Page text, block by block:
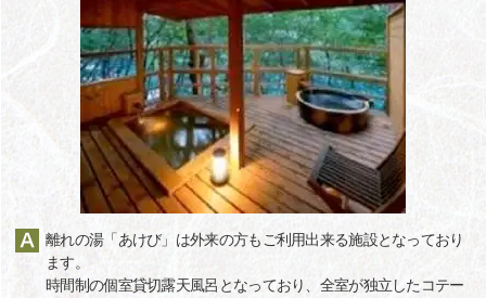
離れの湯「あけび」は外来の方もご利用出来る施設となっており
ます。
時間制の個室貸切露天風呂となっており、全室が独立したコテー